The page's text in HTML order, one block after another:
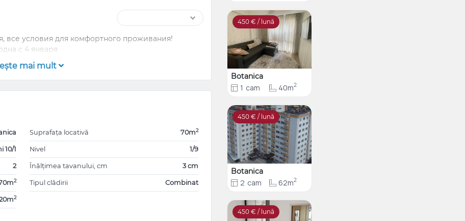
все условия для комфортного проживания!
с 4 января
mai mult
10/1
2
2
2
Suprafața locativă 70m2
Nivel 1/9
Înălțimea tavanului, cm 3 cm
Tipul clădirii Combinat
450 € / lună
Botanica
1 cam 40m2
450 € / lună
Botanica
2 cam 62m2
450 € / lună